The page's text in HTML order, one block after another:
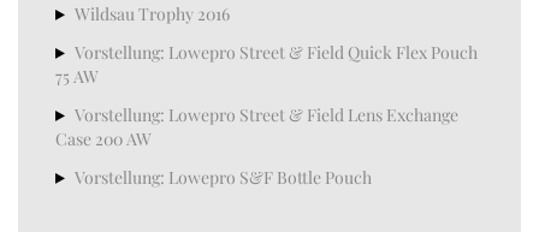
Wildsau Trophy 2016
Vorstellung: Lowepro Street & Field Quick Flex Pouch
75 AW
Vorstellung: Lowepro Street & Field Lens Exchange
Case 200 AW
Vorstellung: Lowepro S&F Bottle Pouch